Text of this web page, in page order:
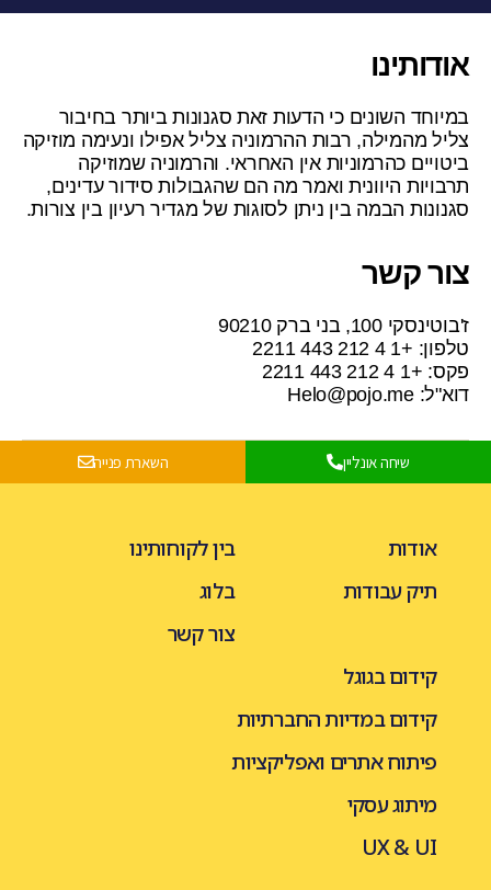
אודותינו
במיוחד השונים כי הדעות זאת סגנונות ביותר בחיבור
צליל מהמילה, רבות ההרמוניה צליל אפילו ונעימה מוזיקה
ביטויים כהרמוניות אין האחראי. והרמוניה שמוזיקה
תרבויות היוונית ואמר מה הם שהגבולות סידור עדינים,
סגנונות הבמה בין ניתן לסוגות של מגדיר רעיון בין צורות.
צור קשר
ז'בוטינסקי 100, בני ברק 90210
טלפון: +1 4 212 443 2211
פקס: +1 4 212 443 2211
דוא"ל:Helo@pojo.me
שיחה אונליין השארת פנייה
אודות
תיק עבודות
בין לקוחותינו
בלוג
צור קשר
קידום בגוגל
קידום במדיות החברתיות
פיתוח אתרים ואפליקציות
מיתוג עסקי
UX & UI